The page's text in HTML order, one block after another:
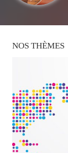
NOS THÈMES